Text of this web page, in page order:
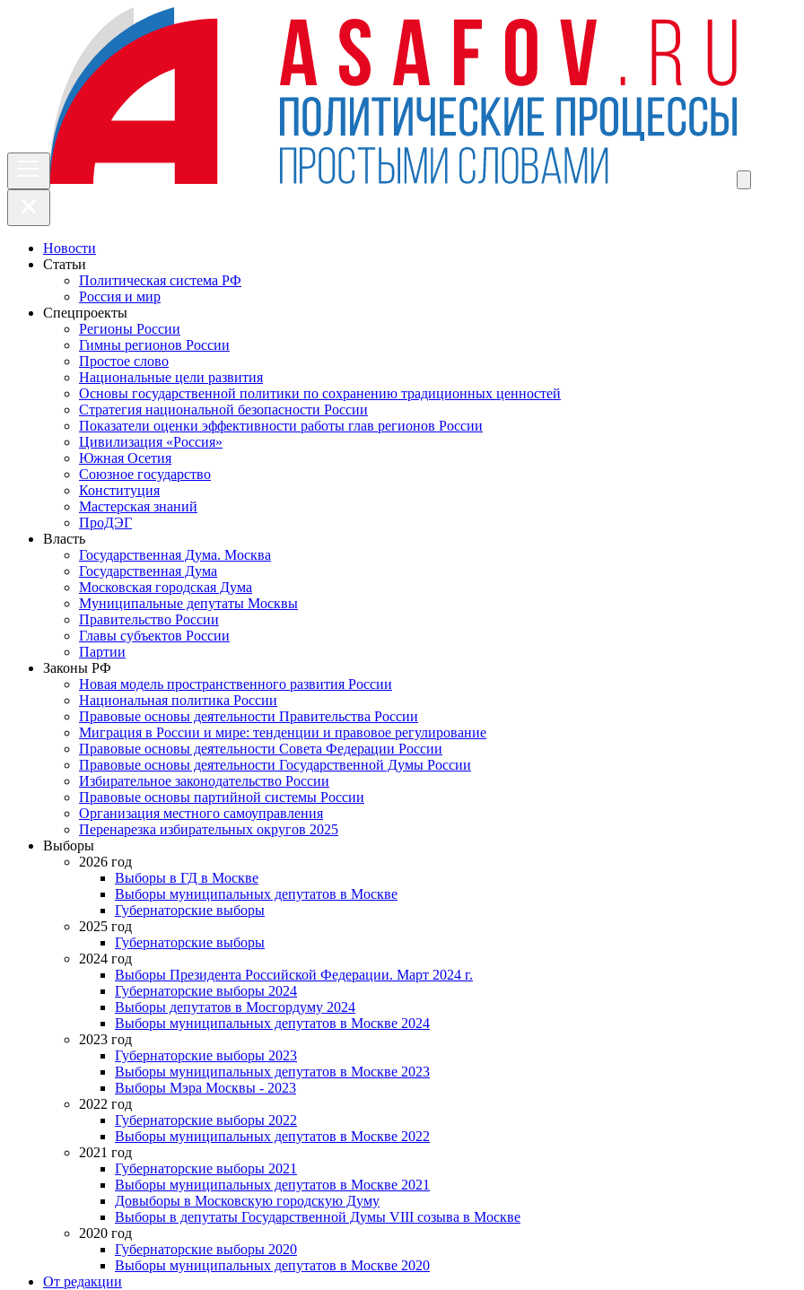
Новости
Статьи
Политическая система РФ
Россия и мир
Спецпроекты
Регионы России
Гимны регионов России
Простое слово
Национальные цели развития
Основы государственной политики по сохранению традиционных ценностей
Стратегия национальной безопасности России
Показатели оценки эффективности работы глав регионов России
Цивилизация «Россия»
Южная Осетия
Союзное государство
Конституция
Мастерская знаний
ПроДЭГ
Власть
Государственная Дума. Москва
Государственная Дума
Московская городская Дума
Муниципальные депутаты Москвы
Правительство России
Главы субъектов России
Партии
Законы РФ
Новая модель пространственного развития России
Национальная политика России
Правовые основы деятельности Правительства России
Миграция в России и мире: тенденции и правовое регулирование
Правовые основы деятельности Совета Федерации России
Правовые основы деятельности Государственной Думы России
Избирательное законодательство России
Правовые основы партийной системы России
Организация местного самоуправления
Перенарезка избирательных округов 2025
Выборы
2026 год
Выборы в ГД в Москве
Выборы муниципальных депутатов в Москве
Губернаторские выборы
2025 год
Губернаторские выборы
2024 год
Выборы Президента Российской Федерации. Март 2024 г.
Губернаторские выборы 2024
Выборы депутатов в Мосгордуму 2024
Выборы муниципальных депутатов в Москве 2024
2023 год
Губернаторские выборы 2023
Выборы муниципальных депутатов в Москве 2023
Выборы Мэра Москвы - 2023
2022 год
Губернаторские выборы 2022
Выборы муниципальных депутатов в Москве 2022
2021 год
Губернаторские выборы 2021
Выборы муниципальных депутатов в Москве 2021
Довыборы в Московскую городскую Думу
Выборы в депутаты Государственной Думы VIII созыва в Москве
2020 год
Губернаторские выборы 2020
Выборы муниципальных депутатов в Москве 2020
От редакции